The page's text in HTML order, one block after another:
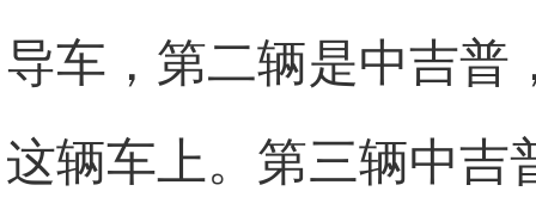
导车，第二辆是中吉普
这辆车上。第三辆中吉